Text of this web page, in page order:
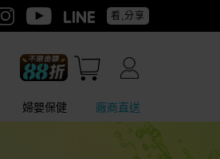
看,分享
婦嬰保健 廠商直送